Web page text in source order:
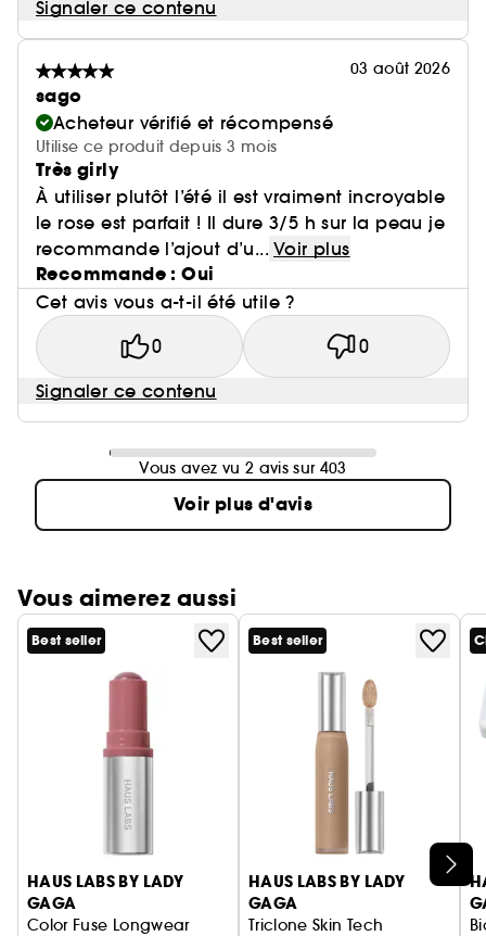
Signaler ce contenu
03 août 2026
sago
Acheteur vérifié et récompensé
Utilise ce produit depuis 3 mois
Très girly
À utiliser plutôt l’été il est vraiment incroyable
le rose est parfait ! Il dure 3/5 h sur la peau je
recommande l’ajout d’u... Voir plus
Recommande : Oui
Cet avis vous a-t-il été utile ?
0 0
Signaler ce contenu
Vous avez vu 2 avis sur 403
Voir plus d'avis
Vous aimerez aussi
Best seller
HAUS LABS BY LADY
GAGA
Color Fuse Longwear
Best seller
HAUS LABS BY LADY
GAGA
Triclone Skin Tech